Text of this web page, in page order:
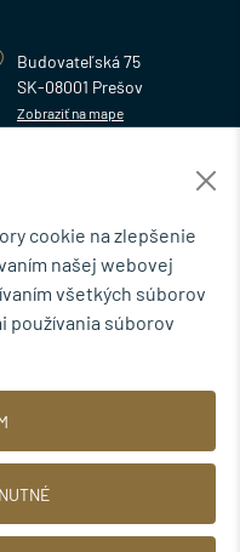
Budovateľská 75
SK-08001 Prešov
Zobraziť na mape
cookie na zlepšenie
našej webovej
všetkých súborov
používania súborov